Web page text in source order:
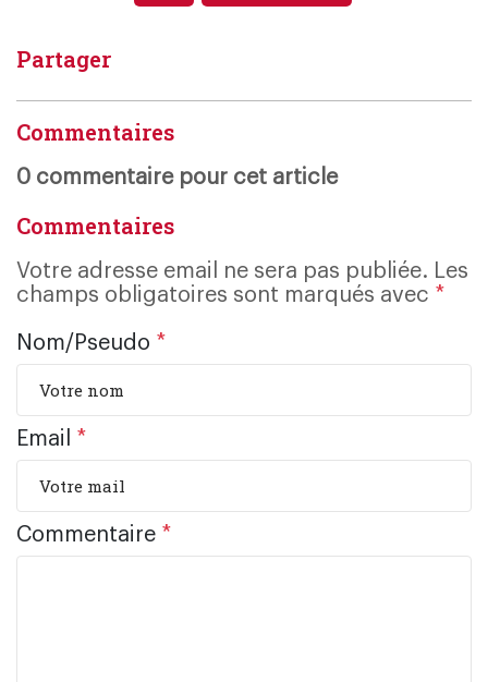
Partager
Commentaires
0 commentaire pour cet article
Commentaires
Votre adresse email ne sera pas publiée. Les
champs obligatoires sont marqués avec *
Nom/Pseudo *
Email *
Commentaire *